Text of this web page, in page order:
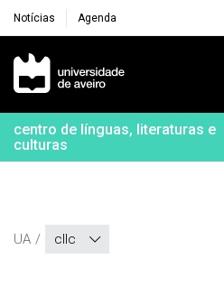
Notícias Agenda
Navegação Principal
centro de línguas, literaturas e
culturas
UA cllc